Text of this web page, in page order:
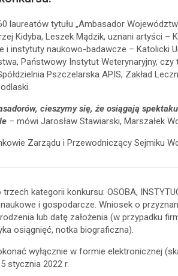
laureatów tytułu „Ambasador
Kidyba, Leszek Mądzik, uznani artyści
i instytuty naukowo-badawcze – Katolicki
Państwowy Instytut Weterynaryjny,
Pszczelarska APIS, Zakład
cieszymy się, że osiągają
– mówi Jarosław Stawiarski, Marszałek
Zarządu i Przewodniczący Sejmiku
kategorii konkursu: OSOBA,
i gospodarcze. Wniosek o
lub datę założenia (w przypadku
osiągnięć, notka biograficzna).
wyłącznie w formie elektronicznej
stycznia 2022 r.